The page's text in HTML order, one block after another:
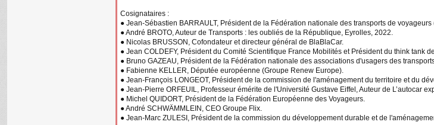
Cosignataires :
● Jean-Sébastien BARRAULT, Président de la Fédération nationale des transports de voyageurs
● André BROTO, Auteur de Transports : les oubliés de la République, Eyrolles, 2022.
● Nicolas BRUSSON, Cofondateur et directeur général de BlaBlaCar.
● Jean COLDEFY, Président du Comité Scientifique France Mobilités et Président du think tank
● Bruno GAZEAU, Président de la Fédération nationale des associations d'usagers des
● Fabienne KELLER, Députée européenne (Groupe Renew Europe).
● Jean-François LONGEOT, Président de la commission de l'aménagement du territoire et du
● Jean-Pierre ORFEUIL, Professeur émérite de l'Université Gustave Eiffel, Auteur de
● Michel QUIDORT, Président de la Fédération Européenne des Voyageurs.
● André SCHWÄMMLEIN, CEO Groupe Flix.
● Jean-Marc ZULESI, Président de la commission du développement durable et de